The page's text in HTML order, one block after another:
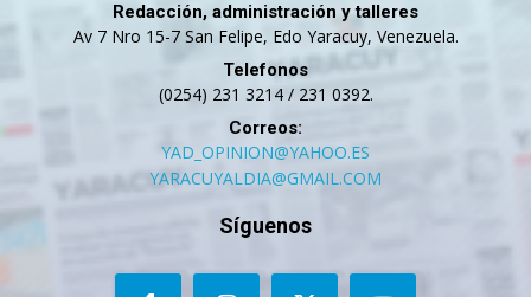
Redacción, administración y talleres
Av 7 Nro 15-7 San Felipe, Edo Yaracuy, Venezuela.
Telefonos
(0254) 231 3214 / 231 0392.
Correos:
YAD_OPINION@YAHOO.ES
YARACUYALDIA@GMAIL.COM
Síguenos